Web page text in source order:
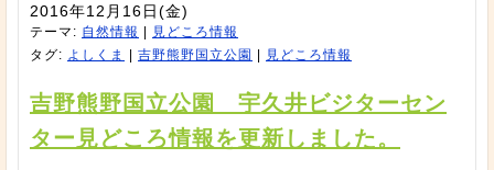
2016年12月16日(金)
テーマ: 自然情報
見どころ情報
タグ: よしくま 吉野熊野国立公園 見どころ情報
吉野熊野国立公園 宇久井ビジターセン
ター見どころ情報を更新しました。